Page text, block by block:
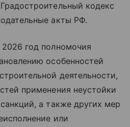
кодекс
акты РФ.
год полномочия
особенностей
деятельности,
применения неустойки
а также других мер
или